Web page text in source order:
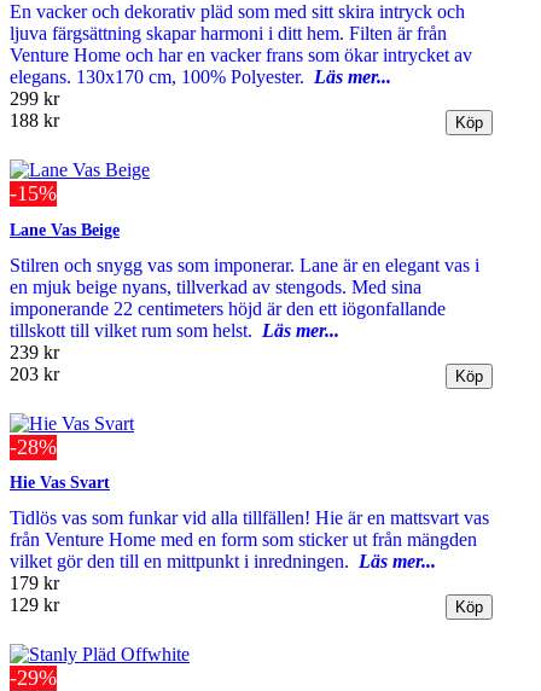
En vacker och dekorativ pläd som med sitt skira intryck och
ljuva färgsättning skapar harmoni i ditt hem. Filten är från
Venture Home och har en vacker frans som ökar intrycket av
elegans. 130x170 cm, 100% Polyester. Läs mer...
299 kr
188 kr
-15%
Lane Vas Beige
Stilren och snygg vas som imponerar. Lane är en elegant vas i
en mjuk beige nyans, tillverkad av stengods. Med sina
imponerande 22 centimeters höjd är den ett iögonfallande
tillskott till vilket rum som helst. Läs mer...
239 kr
203 kr
-28%
Hie Vas Svart
Tidlös vas som funkar vid alla tillfällen! Hie är en mattsvart vas
från Venture Home med en form som sticker ut från mängden
vilket gör den till en mittpunkt i inredningen. Läs mer...
179 kr
129 kr
-29%